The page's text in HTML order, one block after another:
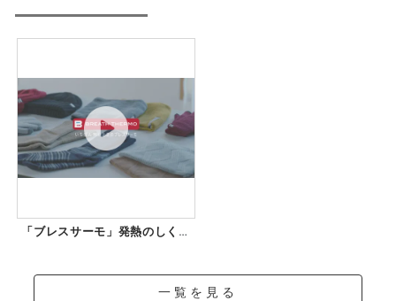
「ブレスサーモ」発熱のしくみ
一覧を見る